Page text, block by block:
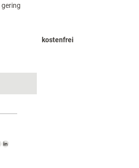
gering
kostenfrei